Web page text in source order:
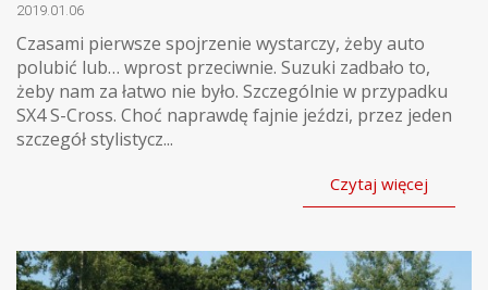
2019.01.06
Czasami pierwsze spojrzenie wystarczy, żeby auto
polubić lub… wprost przeciwnie. Suzuki zadbało to,
żeby nam za łatwo nie było. Szczególnie w przypadku
SX4 S-Cross. Choć naprawdę fajnie jeździ, przez jeden
szczegół stylistycz...
Czytaj więcej